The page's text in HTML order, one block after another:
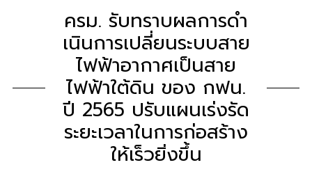
ครม. รับทราบผลการดํา
เนินการเปลี่ยนระบบสาย
ไฟฟ้าอากาศเป็นสาย
ไฟฟ้าใต้ดิน ของ กฟน.
ปี 2565 ปรับแผนเร่งรัด
ระยะเวลาในการก่อสร้าง
ให้เร็วยิ่งขึ้น